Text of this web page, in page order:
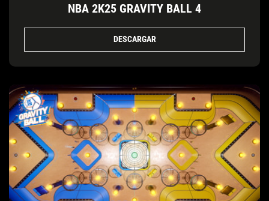
NBA 2K25 GRAVITY BALL 4
DESCARGAR